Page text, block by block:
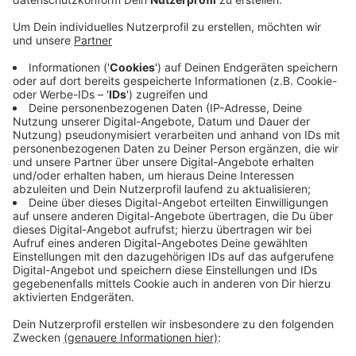
Anzeige
Die Polizei Borken sucht momentan nach Unfällen!
Klingt erstmal komisch, ist aber ziemlich plausibel.
Unbekannte sind in Südlohn in ein Firmengelände
eingebrochen und haben dort ein Wohnmobil geklaut.
Mit diesem Wohnmobil haben die Täter dann einige
Unfälle gebaut und anstatt den Camper irgendwo
abzustellen, stellten sie ihn zurück in die Scheune wo
sie ihn herhatten. Die Polizei versucht jetzt gerade
aufzuklären an welchen Unfällen das geklaute
Wohnmobil beteiligt war, und wo die Unfälle passiert
sind. Hinweise bitte an die Verkehrspolizei Borken.
Anzeige